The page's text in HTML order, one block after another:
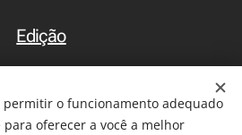
Edição
permitir o funcionamento adequado
oferecer a você a melhor